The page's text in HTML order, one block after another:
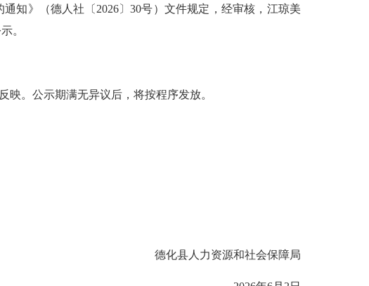
》（德人社〔2026〕30号）文件规定，经审核，江琼美
。
。公示期满无异议后，将按程序发放。
德化县人力资源和社会保障局